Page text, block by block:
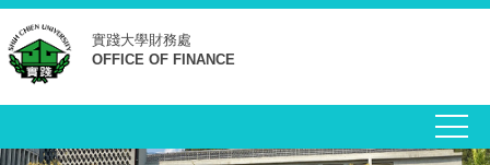
跳
到
主
要
容
實踐大學財務處
OFFICE OF FINANCE